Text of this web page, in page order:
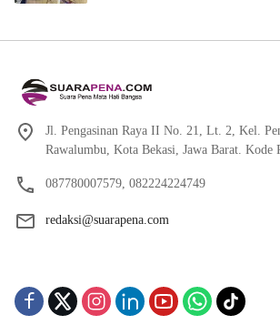
Jl. Pengasinan Raya II No. 21, Lt. 2, Kel.
Rawalumbu, Kota Bekasi, Jawa Barat. Kode
087780007579, 082224224749
redaksi@suarapena.com